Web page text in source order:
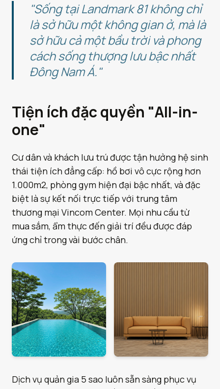
"Sống tại Landmark 81 không chỉ
là sở hữu một không gian ở, mà là
sở hữu cả một bầu trời và phong
cách sống thượng lưu bậc nhất
Đông Nam Á."
Tiện ích đặc quyền "All-in-
one"
Cư dân và khách lưu trú được tận hưởng hệ sinh
thái tiện ích đẳng cấp: hồ bơi vô cực rộng hơn
1.000m2, phòng gym hiện đại bậc nhất, và đặc
biệt là sự kết nối trực tiếp với trung tâm
thương mại Vincom Center. Mọi nhu cầu từ
mua sắm, ẩm thực đến giải trí đều được đáp
ứng chỉ trong vài bước chân.
Dịch vụ quản gia 5 sao luôn sẵn sàng phục vụ